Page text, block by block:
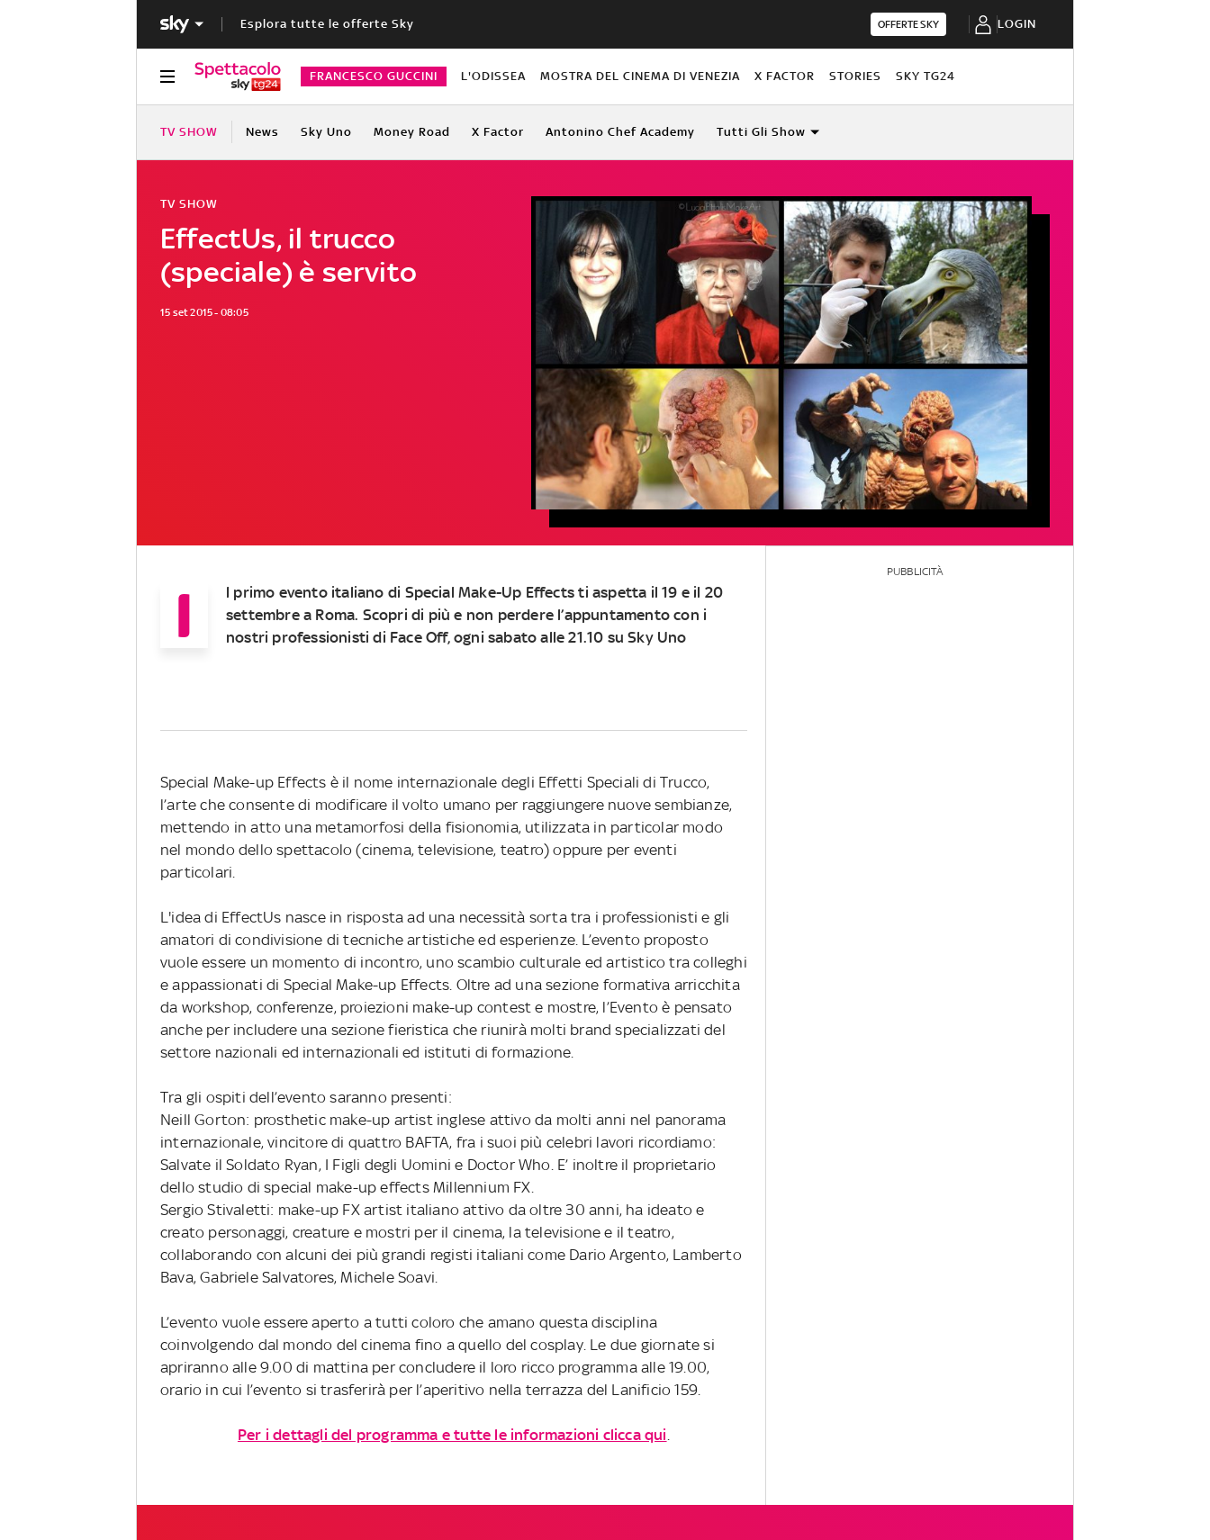
Esplora tutte le offerte Sky OFFERTE SKY LOGIN
FRANCESCO GUCCINI L'ODISSEA MOSTRA DEL CINEMA DI VENEZIA X FACTOR STORIES SKY TG24
TV SHOW News Sky Uno Money Road X Factor Antonino Chef Academy Tutti Gli Show
EffectUs, il trucco
(speciale) è servito
TV SHOW
15 set 2015 - 08:05
I l primo evento italiano di Special Make-Up Effects ti aspetta il 19 e il 20
settembre a Roma. Scopri di più e non perdere l’appuntamento con i
nostri professionisti di Face Off, ogni sabato alle 21.10 su Sky Uno
Special Make-up Effects è il nome internazionale degli Effetti Speciali di Trucco,
l’arte che consente di modificare il volto umano per raggiungere nuove sembianze,
mettendo in atto una metamorfosi della fisionomia, utilizzata in particolar modo
nel mondo dello spettacolo (cinema, televisione, teatro) oppure per eventi
particolari.
L'idea di EffectUs nasce in risposta ad una necessità sorta tra i professionisti e gli
amatori di condivisione di tecniche artistiche ed esperienze. L’evento proposto
vuole essere un momento di incontro, uno scambio culturale ed artistico tra colleghi
e appassionati di Special Make-up Effects. Oltre ad una sezione formativa arricchita
da workshop, conferenze, proiezioni make-up contest e mostre, l’Evento è pensato
anche per includere una sezione fieristica che riunirà molti brand specializzati del
settore nazionali ed internazionali ed istituti di formazione.
Tra gli ospiti dell’evento saranno presenti:
Neill Gorton: prosthetic make-up artist inglese attivo da molti anni nel panorama
internazionale, vincitore di quattro BAFTA, fra i suoi più celebri lavori ricordiamo:
Salvate il Soldato Ryan, I Figli degli Uomini e Doctor Who. E’ inoltre il proprietario
dello studio di special make-up effects Millennium FX.
Sergio Stivaletti: make-up FX artist italiano attivo da oltre 30 anni, ha ideato e
creato personaggi, creature e mostri per il cinema, la televisione e il teatro,
collaborando con alcuni dei più grandi registi italiani come Dario Argento, Lamberto
Bava, Gabriele Salvatores, Michele Soavi.
L’evento vuole essere aperto a tutti coloro che amano questa disciplina
coinvolgendo dal mondo del cinema fino a quello del cosplay. Le due giornate si
apriranno alle 9.00 di mattina per concludere il loro ricco programma alle 19.00,
orario in cui l’evento si trasferirà per l’aperitivo nella terrazza del Lanificio 159.
Per i dettagli del programma e tutte le informazioni clicca qui.
PUBBLICITÀ